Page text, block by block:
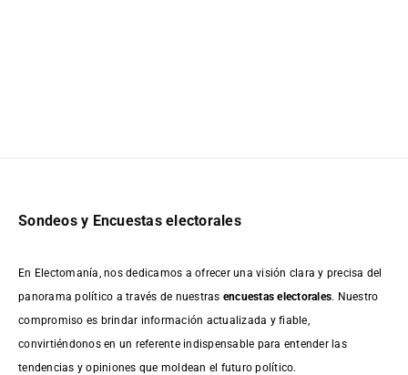
Sondeos y Encuestas electorales
En Electomanía, nos dedicamos a ofrecer una visión clara y precisa del
panorama político a través de nuestras encuestas electorales. Nuestro
compromiso es brindar información actualizada y fiable,
convirtiéndonos en un referente indispensable para entender las
tendencias y opiniones que moldean el futuro político.